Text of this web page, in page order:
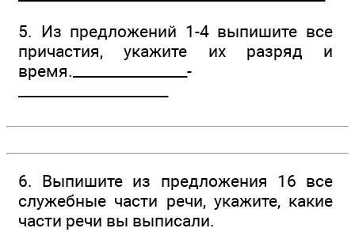
5. Из предложений 1-4 выпишите все
причастия, укажите их разряд и
время.________________­
_____________________
6. Выпишите из предложения 16 все
служебные части речи, укажите, какие
части речи вы выписали.